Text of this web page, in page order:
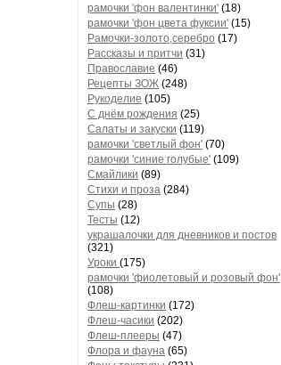
рамочки 'фон валентинки' (18)
рамочки 'фон цвета фуксии' (15)
Рамочки-золото,серебро (17)
Рассказы и притчи (31)
Православие (46)
Рецепты ЗОЖ (248)
Рукоделие (105)
С днём рождения (25)
Салаты и закуски (119)
рамочки 'светлый фон' (70)
рамочки 'синие голубые' (109)
Смайлики (89)
Стихи и проза (284)
Супы (28)
Тесты (12)
украшалочки для дневников и постов
(321)
Уроки (175)
рамочки 'фиолетовый и розовый фон'
(108)
Флеш-картинки (172)
Флеш-часики (202)
Флеш-плееры (47)
Флора и фауна (65)